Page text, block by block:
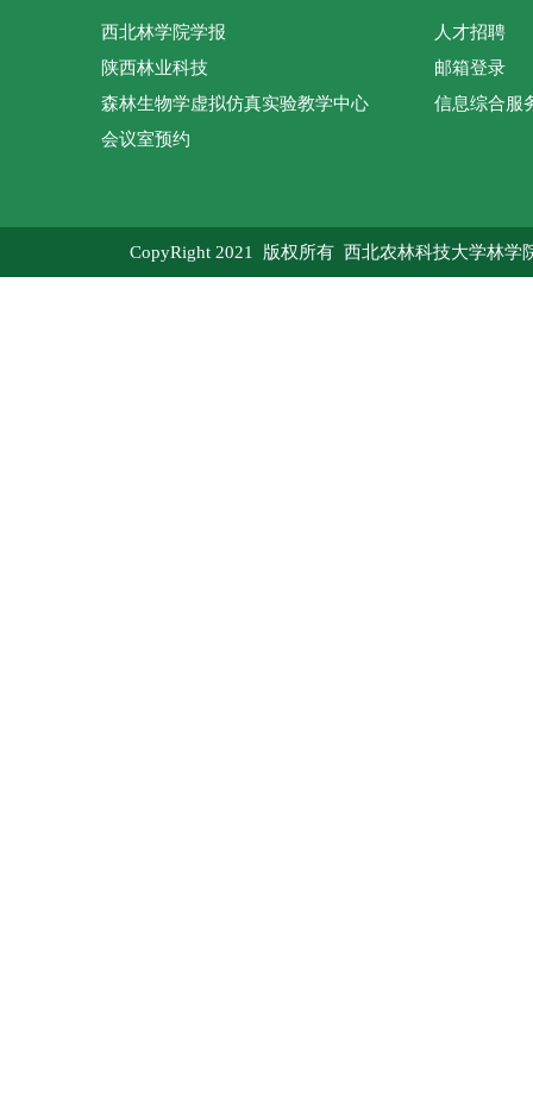
西北林学院学报
陕西林业科技
森林生物学虚拟仿真实验教学中心
会议室预约
人才招聘
邮箱登录
信息综合服
CopyRight 2021 版权所有 西北农林科技大学林